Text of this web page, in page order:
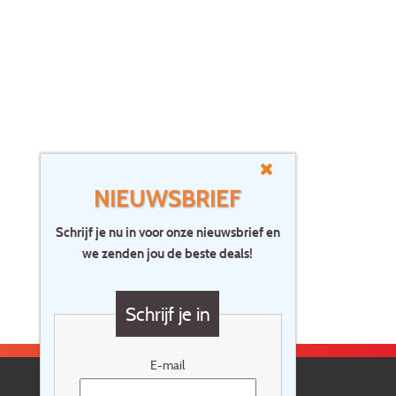
NIEUWSBRIEF
Schrijf je nu in voor onze nieuwsbrief en
we zenden jou de beste deals!
Schrijf je in
E-mail